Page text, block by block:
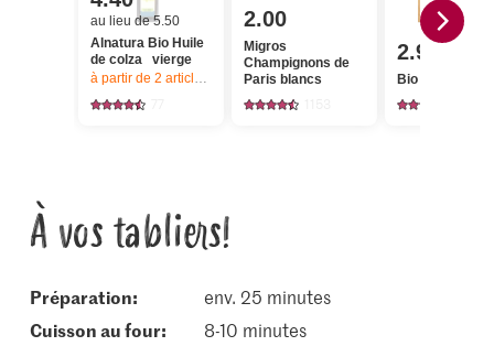
au lieu de 5.50
Alnatura Bio Huile
de colza vierge
à partir de 2 articles, Offre valable du 6.8 au 12.8.2026, jusqu’à
2.00
Migros
Champignons de
Paris blancs
2.95
Bio Feta
À vos tabliers!
Préparation:
env. 25 minutes
cuisson au four:
8-10 minutes